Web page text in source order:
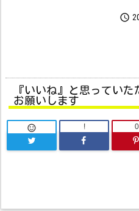

『いいね』と思ってい
お願いします
 ! 0